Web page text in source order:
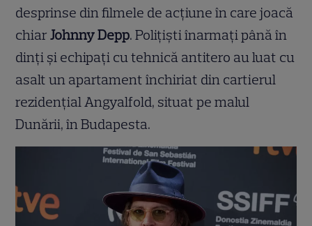
desprinse din filmele de acțiune în care joacă
chiarJohnny Depp. Polițiști înarmați până în
dinți și echipați cu tehnică antitero au luat cu
asalt un apartament închiriat din cartierul
rezidențial Angyalfold, situat pe malul
Dunării, în Budapesta.